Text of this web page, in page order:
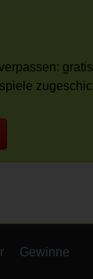
Gewinne